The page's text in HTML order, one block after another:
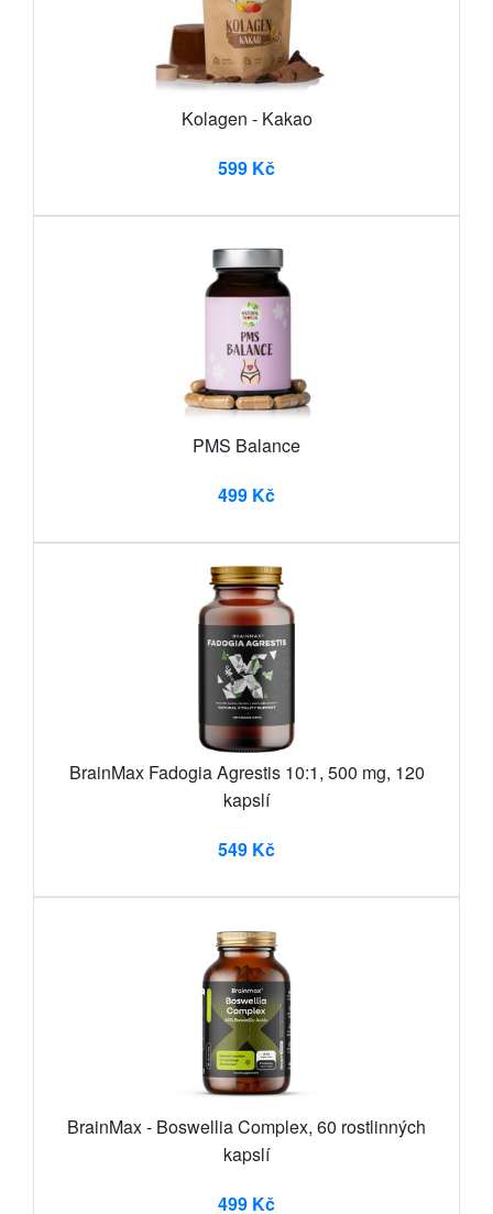
Kolagen - Kakao
599 Kč
PMS Balance
499 Kč
BrainMax Fadogia Agrestis 10:1, 500 mg, 120
kapslí
549 Kč
BrainMax - Boswellia Complex, 60 rostlinných
kapslí
499 Kč